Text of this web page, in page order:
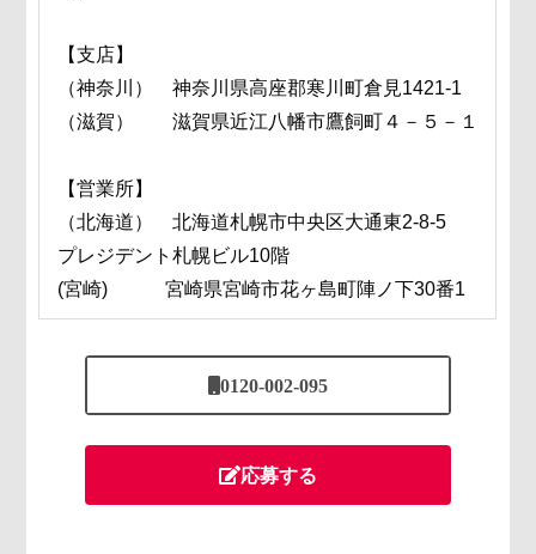
【支店】
（神奈川） 神奈川県高座郡寒川町倉見1421-1
（滋賀） 滋賀県近江八幡市鷹飼町４－５－１
【営業所】
（北海道） 北海道札幌市中央区大通東2-8-5
プレジデント札幌ビル10階
(宮崎) 宮崎県宮崎市花ヶ島町陣ノ下30番1
0120-002-095
応募する